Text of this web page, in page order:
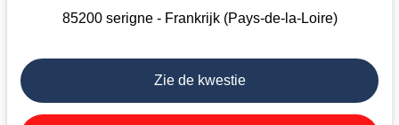
85200 serigne - Frankrijk (Pays-de-la-Loire)
Zie de kwestie